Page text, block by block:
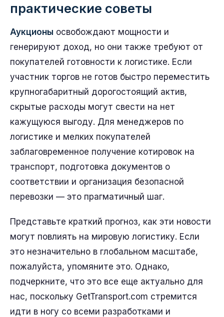
практические советы
Аукционы освобождают мощности и
генерируют доход, но они также требуют от
покупателей готовности к логистике. Если
участник торгов не готов быстро переместить
крупногабаритный дорогостоящий актив,
скрытые расходы могут свести на нет
кажущуюся выгоду. Для менеджеров по
логистике и мелких покупателей
заблаговременное получение котировок на
транспорт, подготовка документов о
соответствии и организация безопасной
перевозки — это прагматичный шаг.
Представьте краткий прогноз, как эти новости
могут повлиять на мировую логистику. Если
это незначительно в глобальном масштабе,
пожалуйста, упомяните это. Однако,
подчеркните, что это все еще актуально для
нас, поскольку GetTransport.com стремится
идти в ногу со всеми разработками и